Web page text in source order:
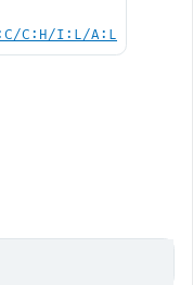
C:H/I:L/A:L